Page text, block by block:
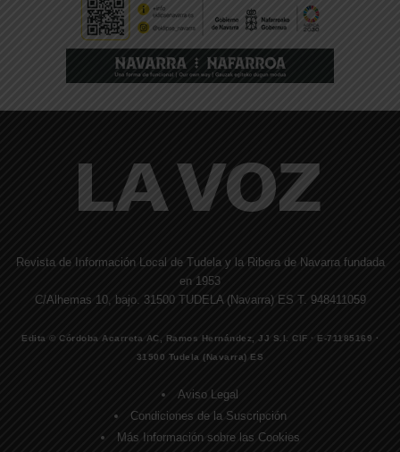
Revista de Información Local de Tudela y la Ribera de Navarra fundada
en 1953
C/Alhemas 10, bajo. 31500 TUDELA (Navarra) ES T. 948411059
Edita © Córdoba Acarreta AC, Ramos Hernández, JJ S.I. CIF · E-71185169 ·
31500 Tudela (Navarra) ES
Aviso Legal
Condiciones de la Suscripción
Más Información sobre las Cookies